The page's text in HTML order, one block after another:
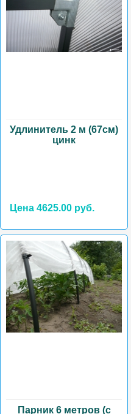
Удлинитель 2 м (67см)
цинк
Цена 4625.00 руб.
Парник 6 метров (с